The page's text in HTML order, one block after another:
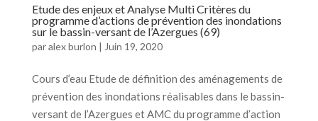
Etude des enjeux et Analyse Multi Critères du
programme d’actions de prévention des inondations
sur le bassin-versant de l’Azergues (69)
paralex burlon | Juin 19, 2020
Cours d’eau Etude de définition des aménagements de
prévention des inondations réalisables dans le bassin-
versant de l’Azergues et AMC du programme d’action